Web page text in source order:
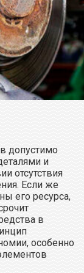
допустимо
и
отсутствия
Если же
его ресурса,
в
особенно